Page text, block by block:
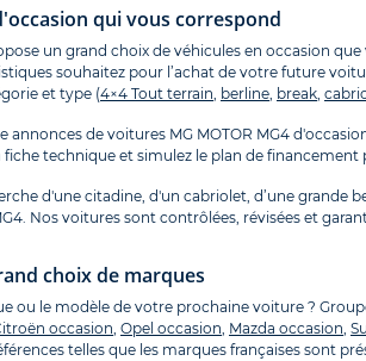
qui vous correspond
un grand choix de véhicules en occasion
souhaitez pour l’achat de votre future
et type (4×4 Tout terrain, berline, break,
annonces de voitures MG MOTOR MG4
technique et simulez le plan de financement
d'une citadine, d'un cabriolet, d’une grande
Nos voitures sont contrôlées, révisées et
choix de marques
ou le modèle de votre prochaine voiture ?
occasion, Opel occasion, Mazda occasion,
telles que les marques françaises sont